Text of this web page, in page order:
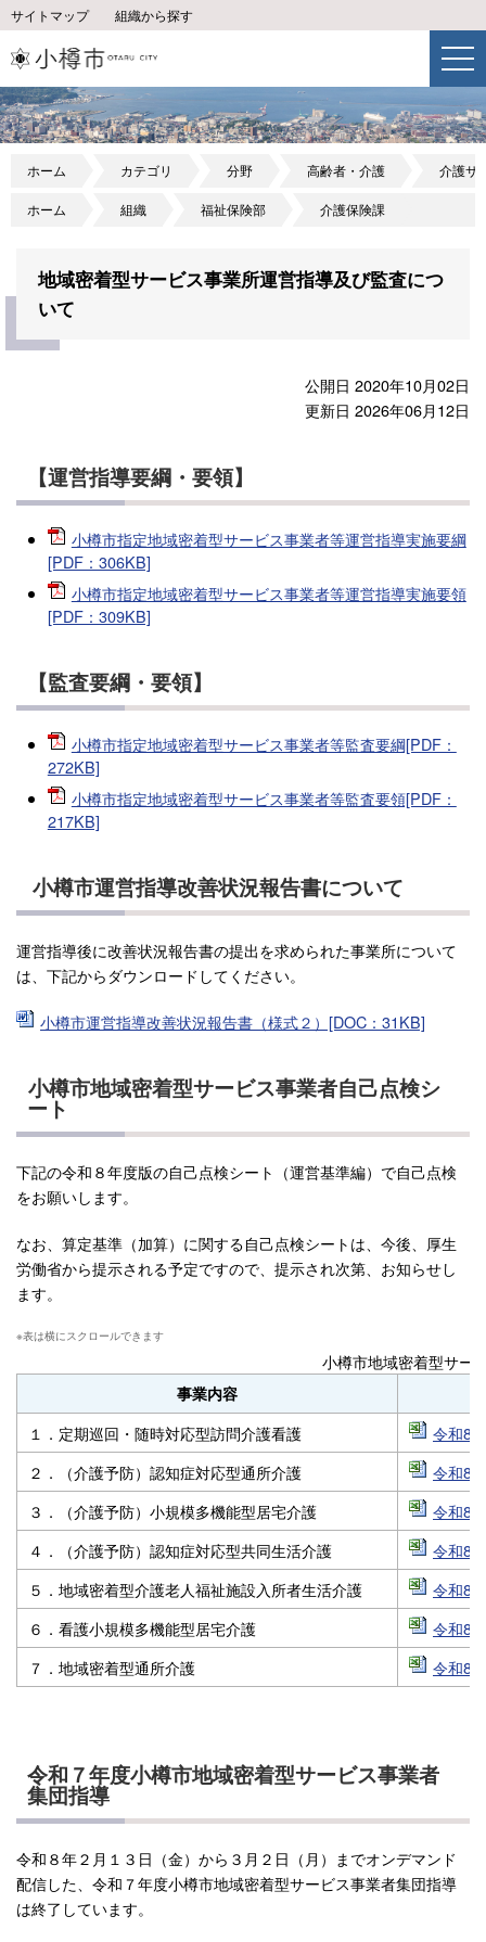
サイトマップ 組織から探す
ホーム カテゴリ 分野 高齢者・介護 介護サ
ホーム 組織 福祉保険部 介護保険課
地域密着型サービス事業所運営指導及び監査につ
いて
公開日 2020年10月02日
更新日 2026年06月12日
【運営指導要綱・要領】
小樽市指定地域密着型サービス事業者等運営指導実施要綱
[PDF：306KB]
小樽市指定地域密着型サービス事業者等運営指導実施要領
[PDF：309KB]
【監査要綱・要領】
小樽市指定地域密着型サービス事業者等監査要綱[PDF：
272KB]
小樽市指定地域密着型サービス事業者等監査要領[PDF：
217KB]
小樽市運営指導改善状況報告書について
運営指導後に改善状況報告書の提出を求められた事業所について
は、下記からダウンロードしてください。
小樽市運営指導改善状況報告書（様式２）[DOC：31KB]
小樽市地域密着型サービス事業者自己点検シ
ート
下記の令和８年度版の自己点検シート（運営基準編）で自己点検
をお願いします。
なお、算定基準（加算）に関する自己点検シートは、今後、厚生
労働省から提示される予定ですので、提示され次第、お知らせし
ます。
小樽市地域密着型サー
事業内容
１．定期巡回・随時対応型訪問介護看護
令和8
２．（介護予防）認知症対応型通所介護
令和8
３．（介護予防）小規模多機能型居宅介護
令和8
４．（介護予防）認知症対応型共同生活介護
令和8
５．地域密着型介護老人福祉施設入所者生活介護
令和8
６．看護小規模多機能型居宅介護
令和8
７．地域密着型通所介護
令和8
令和７年度小樽市地域密着型サービス事業者
集団指導
令和８年２月１３日（金）から３月２日（月）までオンデマンド
配信した、令和７年度小樽市地域密着型サービス事業者集団指導
は終了しています。